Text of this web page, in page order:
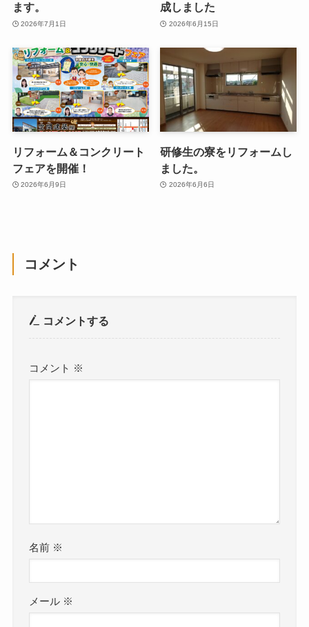
ます。
2026年7月1日
成しました
2026年6月15日
リフォーム＆コンクリート
フェアを開催！
2026年6月9日
研修生の寮をリフォームし
ました。
2026年6月6日
コメント
コメントする
コメント ※
名前 ※
メール ※